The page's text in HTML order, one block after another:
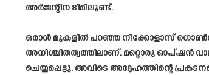
അർജന്റീന ടീമിലുണ്ട്.
ഒരാൾ മുകളിൽ പറഞ്ഞ നിക്കോളാസ്
അനിശ്ചിതത്വത്തിലാണ്. മറ്റൊരു ഓപ്ഷൻ
ചെയ്യപ്പെട്ടു, അവിടെ അദ്ദേഹത്തിന്റെ